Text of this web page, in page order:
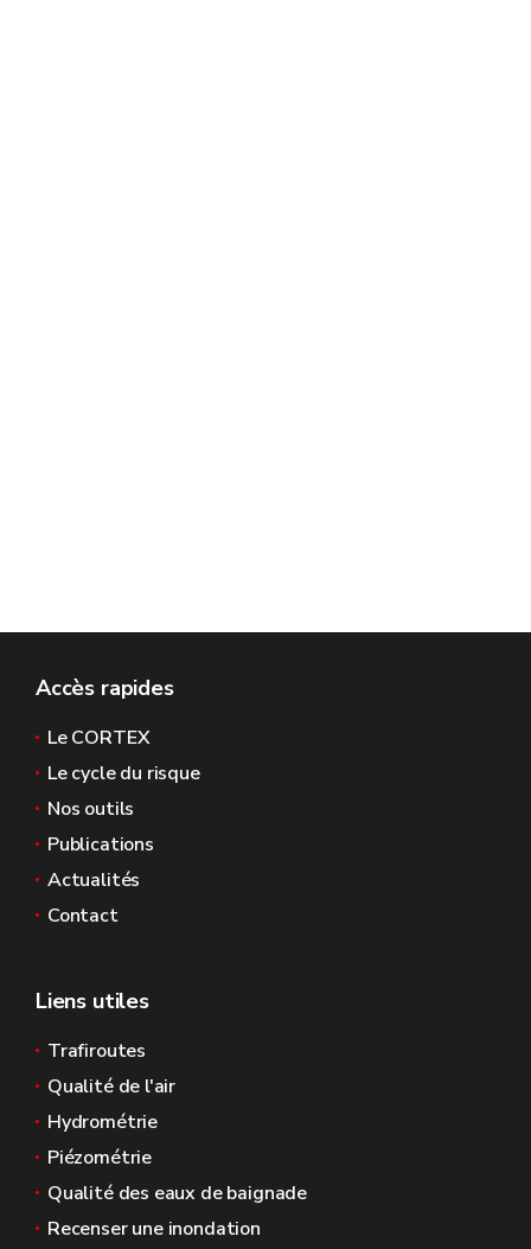
Accès rapides
Le CORTEX
Le cycle du risque
Nos outils
Publications
Actualités
Contact
Liens utiles
Trafiroutes
Qualité de l'air
Hydrométrie
Piézométrie
Qualité des eaux de baignade
Recenser une inondation